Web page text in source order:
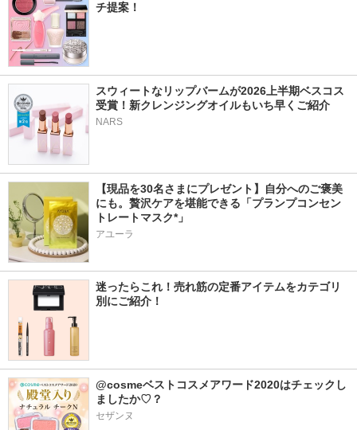
チ提案！
スウィートなリップバームが2026上半期ベスコス
受賞！新クレンジングオイルもいち早くご紹介
NARS
【現品を30名さまにプレゼント】自分へのご褒美
にも。贅沢ケアを堪能できる「プランプコンセン
トレートマスク*」
アユーラ
迷ったらこれ！売れ筋の定番アイテムをカテゴリ
別にご紹介！
@cosmeベストコスメアワード2020はチェックし
ましたか♡？
セザンヌ